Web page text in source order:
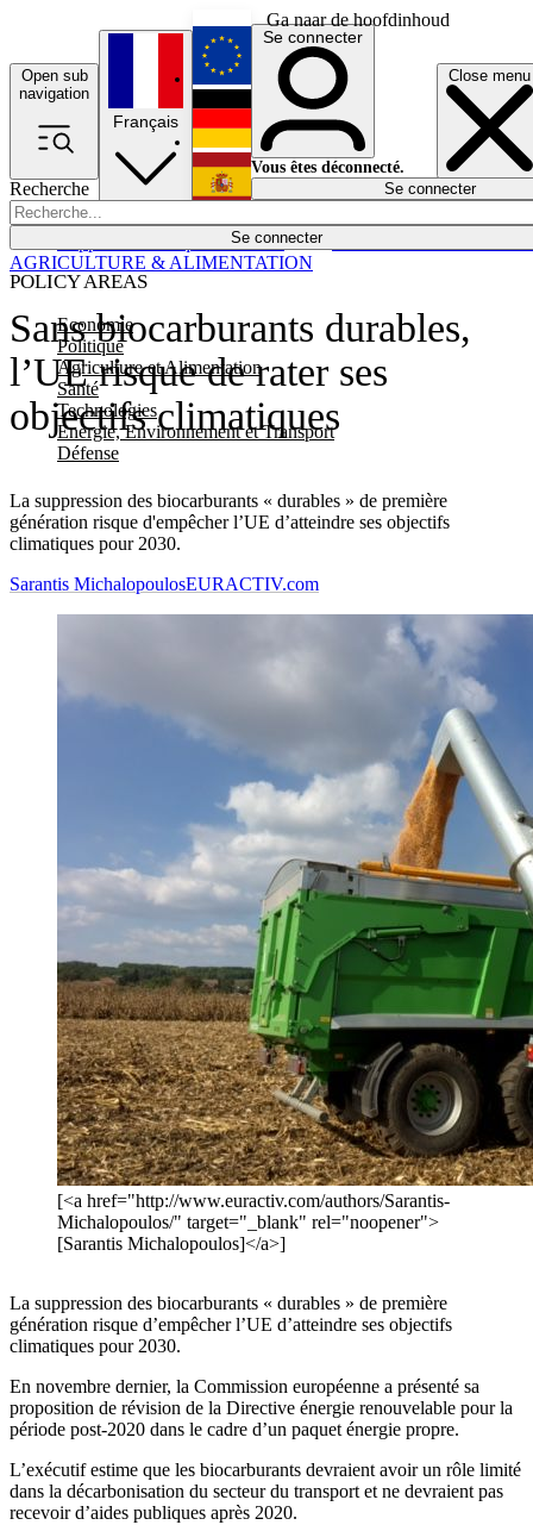
Ga naar de hoofdinhoud
Open sub
navigation
Close menu
Recherche
Se connecter
POLICY AREAS
Economie
Politique
Agriculture et Alimentation
Santé
Technologies
Energie, Environnement et Transport
Défense
Économie
Français
English
Deutsch
Español
Se connecter
Vous êtes déconnecté.
Se connecter
Sans biocarburants durables,
l’UE risque de rater ses
objectifs climatiques
La suppression des biocarburants « durables » de première
génération risque d'empêcher l’UE d’atteindre ses objectifs
climatiques pour 2030.
AGRICULTURE & ALIMENTATION
Sarantis MichalopoulosEURACTIV.com
[<a href="http://www.euractiv.com/authors/Sarantis-
Michalopoulos/" target="_blank" rel="noopener">
[Sarantis Michalopoulos]</a>]
La suppression des biocarburants « durables » de première
génération risque d’empêcher l’UE d’atteindre ses objectifs
climatiques pour 2030.
En novembre dernier, la Commission européenne a présenté sa
proposition de révision de la Directive énergie renouvelable pour la
période post-2020 dans le cadre d’un paquet énergie propre.
L’exécutif estime que les biocarburants devraient avoir un rôle limité
dans la décarbonisation du secteur du transport et ne devraient pas
recevoir d’aides publiques après 2020.